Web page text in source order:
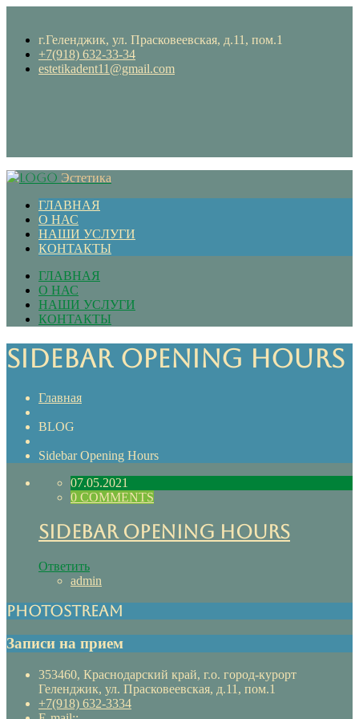
г.Геленджик, ул. Прасковеевская, д.11, пом.1
+7(918) 632-33-34
estetikadent11@gmail.com
Эстетика
ГЛАВНАЯ
О НАС
НАШИ УСЛУГИ
КОНТАКТЫ
ГЛАВНАЯ
О НАС
НАШИ УСЛУГИ
КОНТАКТЫ
Sidebar Opening Hours
Главная
BLOG
Sidebar Opening Hours
07.05.2021
0 COMMENTS
Sidebar Opening Hours
Ответить
admin
Photostream
Записи на прием
353460, Краснодарский край, г.о. город-курорт
Геленджик, ул. Прасковеевская, д.11, пом.1
+7(918) 632-3334